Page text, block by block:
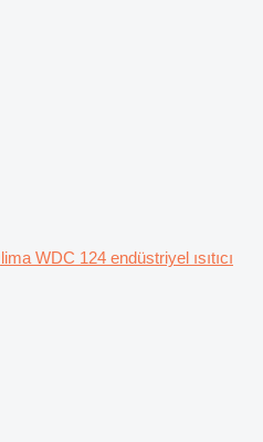
WDC 124 endüstriyel ısıtıcı